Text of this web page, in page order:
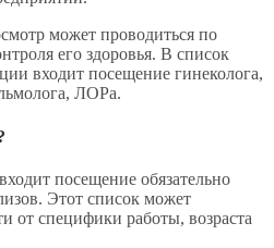
может проводиться по
его здоровья. В список
входит посещение гинеколога,
ЛОРа.
посещение обязательно
Этот список может
от специфики работы, возраста